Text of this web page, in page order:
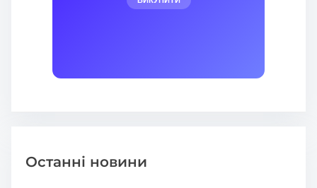
Останні новини